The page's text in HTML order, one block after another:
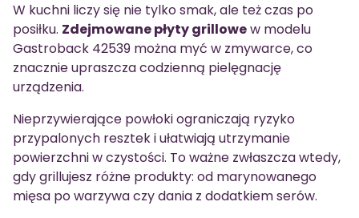
W kuchni liczy się nie tylko smak, ale też czas po
posiłku. Zdejmowane płyty grillowew modelu
Gastroback 42539 można myć w zmywarce, co
znacznie upraszcza codzienną pielęgnację
urządzenia.
Nieprzywierające powłoki ograniczają ryzyko
przypalonych resztek i ułatwiają utrzymanie
powierzchni w czystości. To ważne zwłaszcza wtedy,
gdy grillujesz różne produkty: od marynowanego
mięsa po warzywa czy dania z dodatkiem serów.